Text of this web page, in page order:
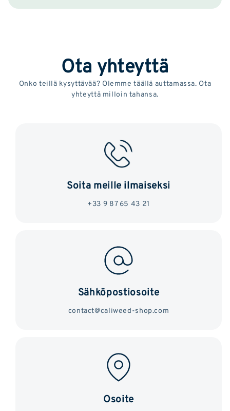
Ota yhteyttä
Onko teillä kysyttävää? Olemme täällä auttamassa. Ota
yhteyttä milloin tahansa.
Soita meille ilmaiseksi
+33 9 87 65 43 21
Sähköpostiosoite
contact@caliweed-shop.com
Osoite